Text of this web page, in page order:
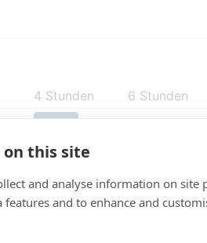
4 Stunden 6 Stunden
this site
and analyse information on site
and to enhance and